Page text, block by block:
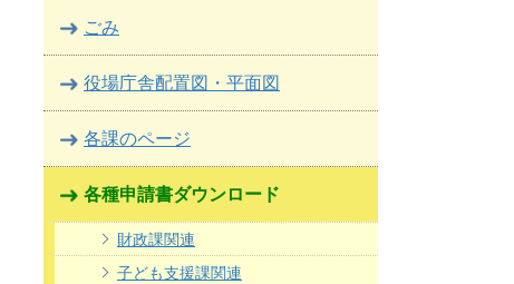
ごみ
役場庁舎配置図・平面図
各課のページ
各種申請書ダウンロード
財政課関連
子ども支援課関連